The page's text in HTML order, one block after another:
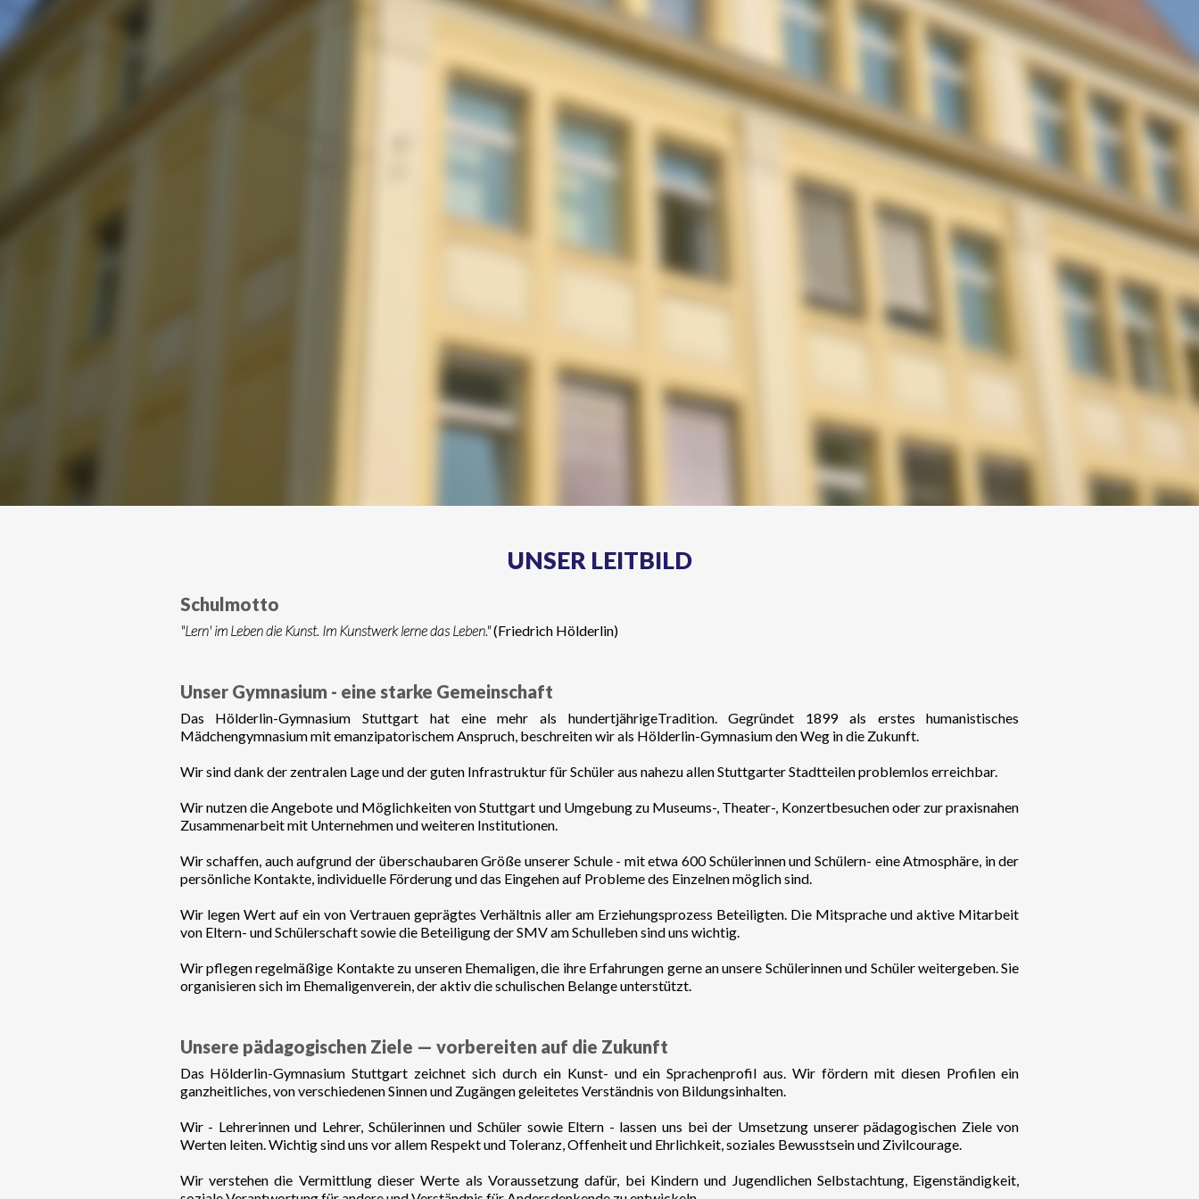
UNSER LEITBILD
Schulmotto
"Lern' im Leben die Kunst. Im Kunstwerk lerne das Leben."(Friedrich Hölderlin)
Unser Gymnasium - eine starke Gemeinschaft
Das Hölderlin-Gymnasium Stuttgart hat eine mehr als hundertjährigeTradition. Gegründet 1899 als erstes humanistisches
Mädchengymnasium mit emanzipatorischem Anspruch, beschreiten wir als Hölderlin-Gymnasium den Weg in die Zukunft.
Wir sind dank der zentralen Lage und der guten Infrastruktur für Schüler aus nahezu allen Stuttgarter Stadtteilen problemlos erreichbar.
Wir nutzen die Angebote und Möglichkeiten von Stuttgart und Umgebung zu Museums-, Theater-, Konzertbesuchen oder zur praxisnahen
Zusammenarbeit mit Unternehmen und weiteren Institutionen.
Wir schaffen, auch aufgrund der überschaubaren Größe unserer Schule - mit etwa 600 Schülerinnen und Schülern- eine Atmosphäre, in der
persönliche Kontakte, individuelle Förderung und das Eingehen auf Probleme des Einzelnen möglich sind.
Wir legen Wert auf ein von Vertrauen geprägtes Verhältnis aller am Erziehungsprozess Beteiligten. Die Mitsprache und aktive Mitarbeit
von Eltern- und Schülerschaft sowie die Beteiligung der SMV am Schulleben sind uns wichtig.
Wir pflegen regelmäßige Kontakte zu unseren Ehemaligen, die ihre Erfahrungen gerne an unsere Schülerinnen und Schüler weitergeben. Sie
organisieren sich im Ehemaligenverein, der aktiv die schulischen Belange unterstützt.
Unsere pädagogischen Ziele — vorbereiten auf die Zukunft
Das Hölderlin-Gymnasium Stuttgart zeichnet sich durch ein Kunst- und ein Sprachenprofil aus. Wir fördern mit diesen Profilen ein
ganzheitliches, von verschiedenen Sinnen und Zugängen geleitetes Verständnis von Bildungsinhalten.
Wir - Lehrerinnen und Lehrer, Schülerinnen und Schüler sowie Eltern - lassen uns bei der Umsetzung unserer pädagogischen Ziele von
Werten leiten. Wichtig sind uns vor allem Respekt und Toleranz, Offenheit und Ehrlichkeit, soziales Bewusstsein und Zivilcourage.
Wir verstehen die Vermittlung dieser Werte als Voraussetzung dafür, bei Kindern und Jugendlichen Selbstachtung, Eigenständigkeit,